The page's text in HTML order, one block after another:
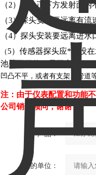
（2）探头正下方发射面
（3）探头安装要远离有
（4）探头安装要远离进水
（ 5）传感器探头应*浸没
池壁不平整，需要离开
凹凸不平，或者有支架、管道
注：由于仪表配置和功能
公司销售顾问，谢谢！
产品：
您的单位：